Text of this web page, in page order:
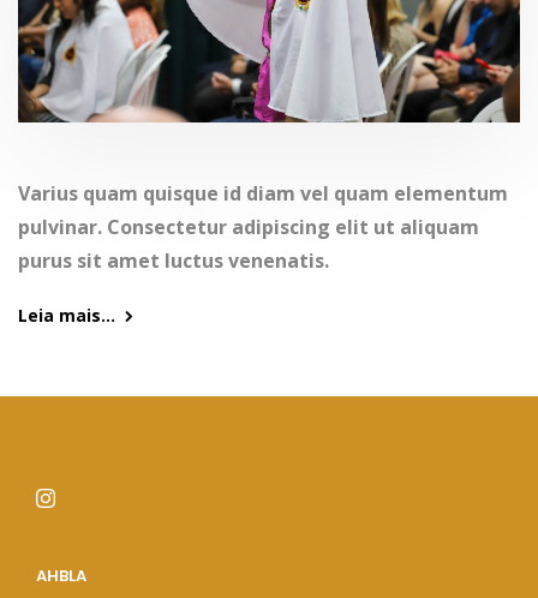
Varius quam quisque id diam vel quam elementum
pulvinar. Consectetur adipiscing elit ut aliquam
purus sit amet luctus venenatis.
Leia mais...
AHBLA